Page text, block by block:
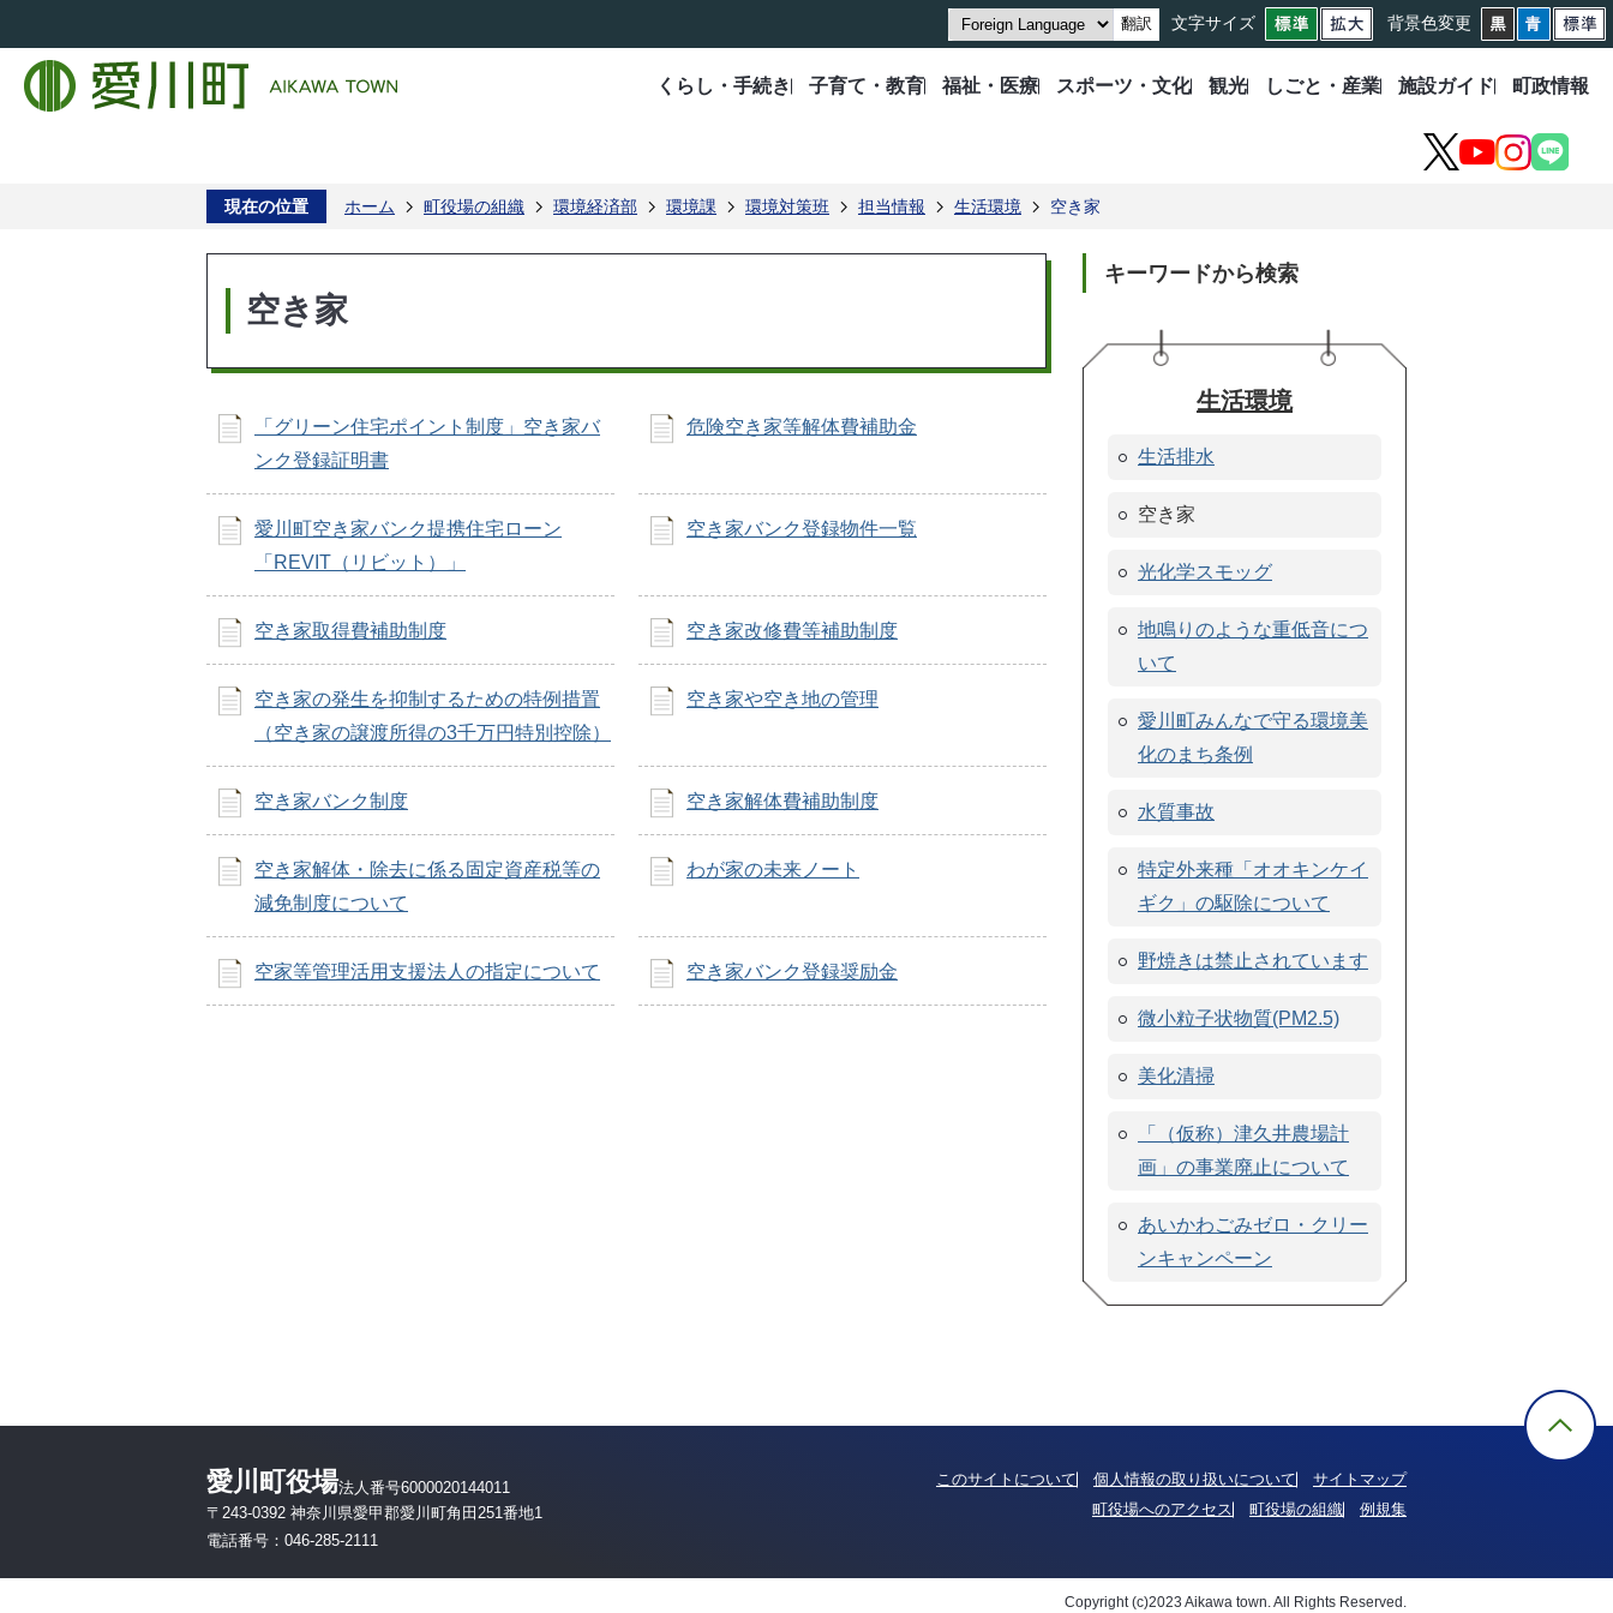
翻訳 文字サイズ 背景色変更
くらし・手続き 子育て・教育 福祉・医療 スポーツ・文化 観光 しごと・産業 施設ガイド 町政情報
X YouTube
Instagram
LINE
現在の位置 ホーム 町役場の組織 環境経済部 環境課 環境対策班 担当情報 生活環境 空き家
空き家
「グリーン住宅ポイント制度」空き家バ
ンク登録証明書
危険空き家等解体費補助金
愛川町空き家バンク提携住宅ローン
「REVIT（リビット）」
空き家バンク登録物件一覧
空き家取得費補助制度 空き家改修費等補助制度
空き家の発生を抑制するための特例措置
（空き家の譲渡所得の3千万円特別控除）
空き家や空き地の管理
空き家バンク制度 空き家解体費補助制度
空き家解体・除去に係る固定資産税等の
減免制度について
わが家の未来ノート
空家等管理活用支援法人の指定について 空き家バンク登録奨励金
キーワードから検索
生活環境
生活排水
空き家
光化学スモッグ
地鳴りのような重低音につ
いて
愛川町みんなで守る環境美
化のまち条例
水質事故
特定外来種「オオキンケイ
ギク」の駆除について
野焼きは禁止されています
微小粒子状物質(PM2.5)
美化清掃
「（仮称）津久井農場計
画」の事業廃止について
あいかわごみゼロ・クリー
ンキャンペーン
愛川町役場法人番号6000020144011
〒243-0392 神奈川県愛甲郡愛川町角田251番地1
電話番号：046-285-2111
このサイトについて 個人情報の取り扱いについて
サイトマップ
町役場へのアクセス
町役場の組織 例規集
Copyright (c)2023 Aikawa town. All Rights Reserved.